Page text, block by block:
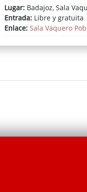
Lugar:Badajoz, Sala
Entrada:Libre y gratuita
Enlace: Sala Vaquero